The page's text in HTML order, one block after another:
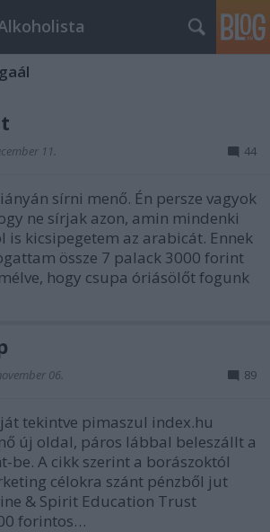
11. 44
sírni menő. Én persze vagyok
ne sírjak azon, amin mindenki
is kicsipegetem az arabicát. Ennek
össze 7 palack 3000 forint
hogy csupa óriásölőt fogunk
06. 89
tekintve pimaszul index.hu
új oldal, páros lábbal beleszállt a
be. A cikk szerint a borászoktól
célokra szánt pénzből jut
& Spirit Education Trust
forintos…